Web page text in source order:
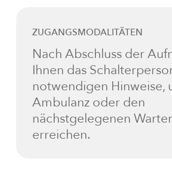
ZUGANGSMODALITÄTEN
Nach Abschluss der
Ihnen das
notwendigen Hinweise,
Ambulanz oder den
nächstgelegenen
erreichen.